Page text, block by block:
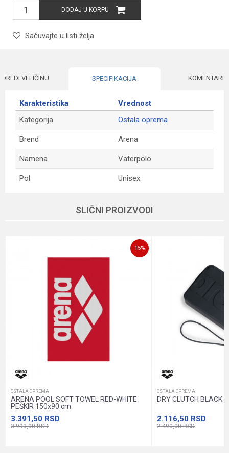
DODAJ U KORPU
Sačuvajte u listi želja
VELIČINU SPECIFIKACIJA KOMENTARI
Karakteristika
Vrednost
Kategorija
Ostala oprema
Brend Arena
Namena Vaterpolo
Pol Unisex
SLIČNI PROIZVODI
15%
OSTALA OPREMA
ARENA POOL SOFT TOWEL RED-WHITE
PEŠKIR 150x90 cm
3.391,50 RSD
3.990,00RSD
OSTALA OPREMA
DRY CLUTCH BLACK
2.116,50 RSD
2.490,00RSD